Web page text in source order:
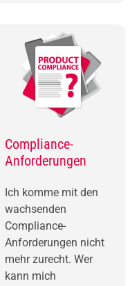
Compliance-
Anforderungen
Ich komme mit den
wachsenden
Compliance-
Anforderungen nicht
mehr zurecht. Wer
kann mich